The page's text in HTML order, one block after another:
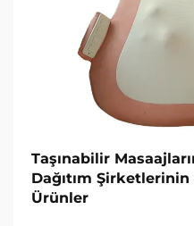
Taşınabilir
Dağıtım
Ürünler